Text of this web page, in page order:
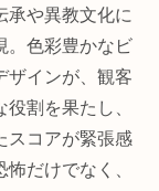
承や異教文化に
。色彩豊かなビ
ザインが、観客
割を果たし、
スコアが緊張感
だけでなく、